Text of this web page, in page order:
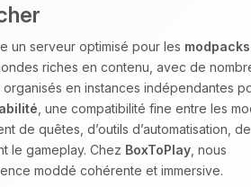
un serveur optimisé pour les modpacks
riches en contenu, avec de
en instances indépendantes
, une compatibilité fine entre les
de quêtes, d’outils d’automatisation, de
le gameplay. Chez BoxToPlay , nous
moddé cohérente et immersive.